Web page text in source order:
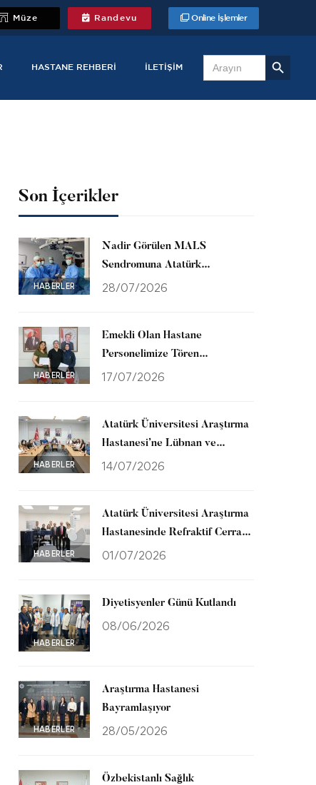
Müze Randevu Online İşlemler
HASTANE REHBERI İLETIŞIM
Search
for:
Search Button
Son İçerikler
HABERLER
Nadir Görülen MALS
Sendromuna Atatürk
Üniversitesinde Başarılı
28/07/2026
HABERLER
Emekli Olan Hastane
Personelimize Tören
Düzenlendi
17/07/2026
HABERLER
Atatürk Üniversitesi Araştırma
Hastanesi’ne Lübnan ve
Gürcistan’dan Ziyaret
14/07/2026
HABERLER
Atatürk Üniversitesi Araştırma
Hastanesinde Refraktif Cerrahi
Merkezi Hizmete Açıldı
01/07/2026
HABERLER
Diyetisyenler Günü Kutlandı
08/06/2026
HABERLER
Araştırma Hastanesi
Bayramlaşıyor
28/05/2026
Özbekistanlı Sağlık